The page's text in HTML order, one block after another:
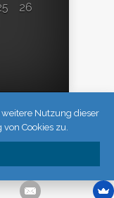
26
weitere Nutzung dieser
Cookies zu.